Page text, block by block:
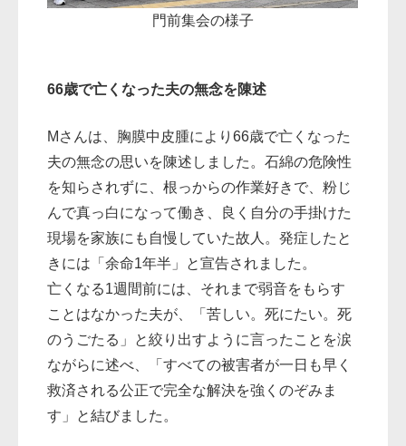
門前集会の様子
66歳で亡くなった夫の無念を陳述
Mさんは、胸膜中皮腫により66歳で亡くなった
夫の無念の思いを陳述しました。石綿の危険性
を知らされずに、根っからの作業好きで、粉じ
んで真っ白になって働き、良く自分の手掛けた
現場を家族にも自慢していた故人。発症したと
きには「余命1年半」と宣告されました。
亡くなる1週間前には、それまで弱音をもらす
ことはなかった夫が、「苦しい。死にたい。死
のうごたる」と絞り出すように言ったことを涙
ながらに述べ、「すべての被害者が一日も早く
救済される公正で完全な解決を強くのぞみま
す」と結びました。